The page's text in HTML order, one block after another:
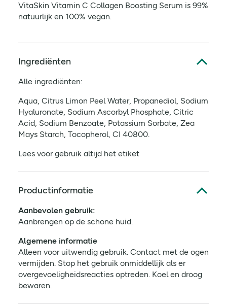
VitaSkin Vitamin C Collagen Boosting Serum is 99%
natuurlijk en 100% vegan.
Ingrediënten
Alle ingrediënten:
Aqua, Citrus Limon Peel Water, Propanediol, Sodium
Hyaluronate, Sodium Ascorbyl Phosphate, Citric
Acid, Sodium Benzoate, Potassium Sorbate, Zea
Mays Starch, Tocopherol, CI 40800.
Lees voor gebruik altijd het etiket
Productinformatie
Aanbevolen gebruik:
Aanbrengen op de schone huid.
Algemene informatie
Alleen voor uitwendig gebruik. Contact met de ogen
vermijden. Stop het gebruik onmiddellijk als er
overgevoeligheidsreacties optreden. Koel en droog
bewaren.